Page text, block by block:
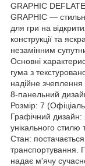
GRAPHIC
GRAPHIC —
для гри на
конструкції та
незамінним
Основні
гума з
надійне зчеплення
8-панельний
Розмір: 7
Графічний дизайн:
унікального
Стан:
транспортування.
надає м'ячу